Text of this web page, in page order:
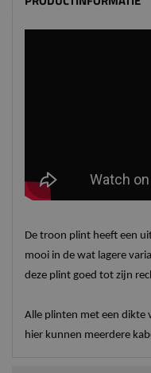
De troon plint heeft een
mooi in de wat lagere
deze plint goed tot zijn
Alle plinten met een dikte
hier kunnen meerdere